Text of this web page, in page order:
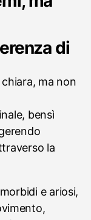
di
ma non
bensì
la
e ariosi,